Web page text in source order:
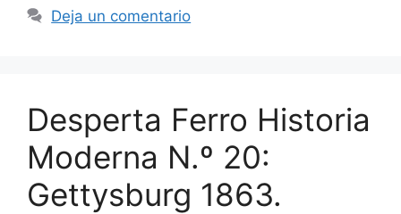
Deja un comentario
Desperta Ferro Historia
Moderna N.º 20:
Gettysburg 1863.